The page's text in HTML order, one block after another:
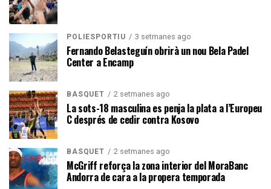
POLIESPORTIU 3 setmanes ago
Fernando Belasteguín obrirà un nou Bela Padel
Center a Encamp
BÀSQUET 2 setmanes ago
La sots-18 masculina es penja la plata a l’Europeu
C després de cedir contra Kosovo
BÀSQUET 2 setmanes ago
McGriff reforça la zona interior del MoraBanc
Andorra de cara a la propera temporada